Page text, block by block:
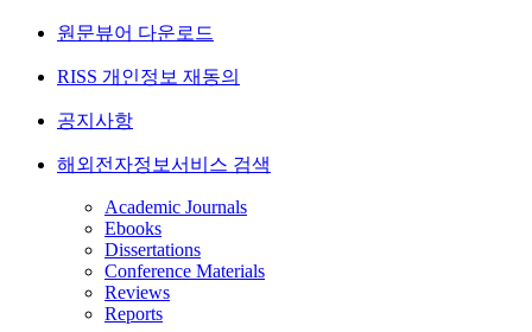
원문뷰어 다운로드
RISS 개인정보 재동의
공지사항
해외전자정보서비스 검색
Academic Journals
Ebooks
Dissertations
Conference Materials
Reviews
Reports